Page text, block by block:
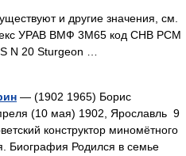
и другие значения, см.
УРАВ ВМФ 3М65 код СНВ РСМ
20 Sturgeon …
— (1902 1965) Борис
(10 мая) 1902, Ярославль 9
конструктор миномётного
Биография Родился в семье